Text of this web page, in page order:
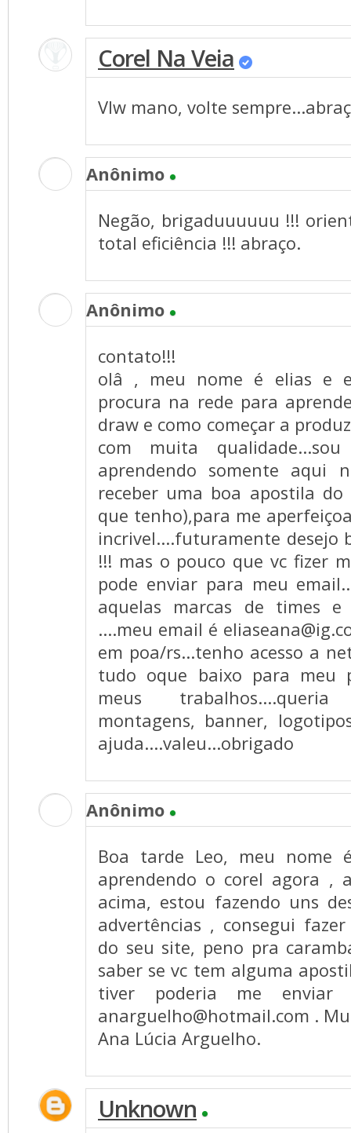
Corel Na Veia
Vlw mano, volte
Anônimo
Negão, brigaduuuuuu !!!
total eficiência !!! abraço.
Anônimo
contato!!!
olâ , meu nome é elias e
procura na rede para
draw e como começar a
com muita
aprendendo somente aqui
receber uma boa apostila
que tenho),para me
incrivel....futuramente desejo
!!! mas o pouco que vc fizer
pode enviar para meu
aquelas marcas de times e
....meu email é
em poa/rs...tenho acesso a
tudo oque baixo para meu
meus
montagens, banner,
ajuda....valeu...obrigado
Anônimo
Boa tarde Leo, meu nome
aprendendo o corel agora ,
acima, estou fazendo uns
advertências , consegui
do seu site, peno pra
saber se vc tem alguma
tiver poderia me
anarguelho@hotmail.com .
Ana Lúcia Arguelho.
Unknown